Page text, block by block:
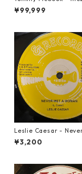
840】
¥99,999
Leslie Caesar -
Woman【12-50067】
¥3,200